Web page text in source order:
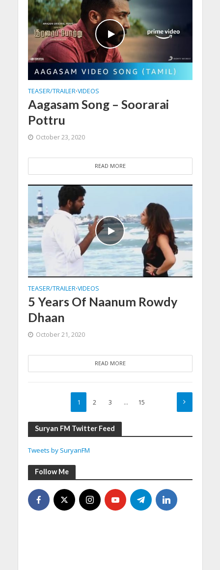
TEASER/TRAILER•VIDEOS
Aagasam Song – Soorarai
Pottru
October 23, 2020
READ MORE
TEASER/TRAILER•VIDEOS
5 Years Of Naanum Rowdy
Dhaan
October 21, 2020
READ MORE
1 2 3 … 15
Suryan FM Twitter Feed
Tweets by SuryanFM
Follow Me